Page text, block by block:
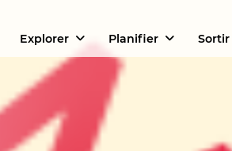
Explorer Planifier Sortir